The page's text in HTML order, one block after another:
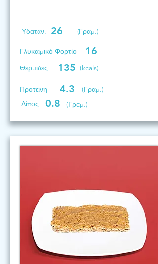
Υδατάν. 26 (Γραμ.)
Γλυκαιμικό Φορτίο 16
Θερμίδες 135 (kcals)
Προτεινη 4.3
(Γραμ.)
Λίπος
0.8 (Γραμ.)